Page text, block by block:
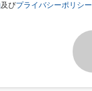
及びプライバシーポリシー